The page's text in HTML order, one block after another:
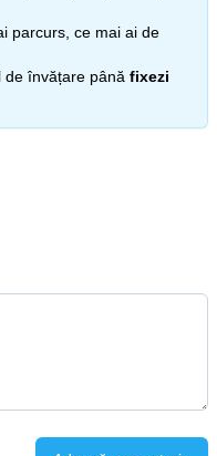
parcurs, ce mai ai de
de învățare până fixezi